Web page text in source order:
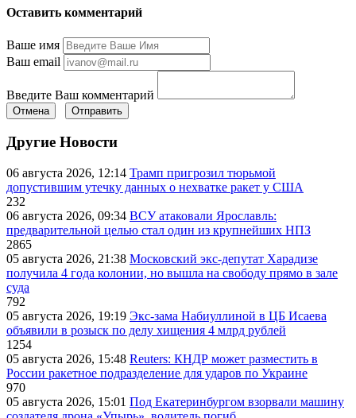
Оставить комментарий
Ваше имя
Ваш email
Введите Ваш комментарий
Отмена Отправить
Другие Новости
06 августа 2026, 12:14 Трамп пригрозил тюрьмой
допустившим утечку данных о нехватке ракет у США
232
06 августа 2026, 09:34 ВСУ атаковали Ярославль:
предварительной целью стал один из крупнейших НПЗ
2865
05 августа 2026, 21:38 Московский экс-депутат Харадизе
получила 4 года колонии, но вышла на свободу прямо в зале
суда
792
05 августа 2026, 19:19 Экс-зама Набиуллиной в ЦБ Исаева
объявили в розыск по делу хищения 4 млрд рублей
1254
05 августа 2026, 15:48 Reuters: КНДР может разместить в
России ракетное подразделение для ударов по Украине
970
05 августа 2026, 15:01 Под Екатеринбургом взорвали машину